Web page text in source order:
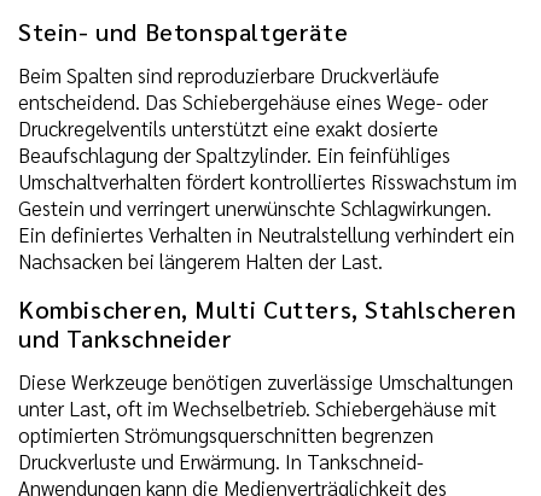
Stein- und Betonspaltgeräte
Beim Spalten sind reproduzierbare Druckverläufe
entscheidend. Das Schiebergehäuse eines Wege- oder
Druckregelventils unterstützt eine exakt dosierte
Beaufschlagung der Spaltzylinder. Ein feinfühliges
Umschaltverhalten fördert kontrolliertes Risswachstum im
Gestein und verringert unerwünschte Schlagwirkungen.
Ein definiertes Verhalten in Neutralstellung verhindert ein
Nachsacken bei längerem Halten der Last.
Kombischeren, Multi Cutters, Stahlscheren
und Tankschneider
Diese Werkzeuge benötigen zuverlässige Umschaltungen
unter Last, oft im Wechselbetrieb. Schiebergehäuse mit
optimierten Strömungsquerschnitten begrenzen
Druckverluste und Erwärmung. In Tankschneid-
Anwendungen kann die Medienverträglichkeit des